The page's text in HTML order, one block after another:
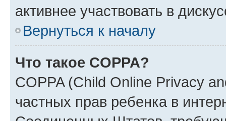
активнее участвовать в
Вернуться к началу
Что такое COPPA?
COPPA (Child Online Privacy
частных прав ребенка в